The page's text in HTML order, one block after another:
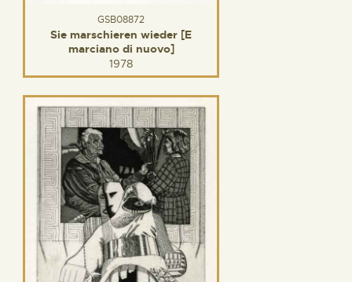
GSB08872
Sie marschieren wieder [E
marciano di nuovo]
1978